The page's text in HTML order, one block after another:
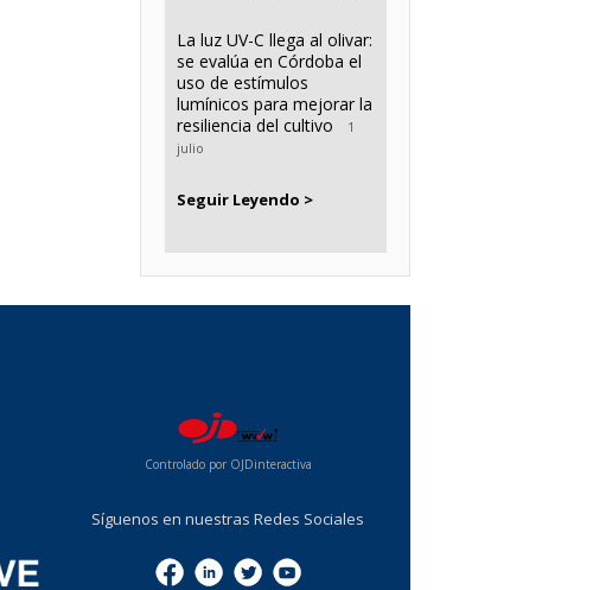
La luz UV-C llega al olivar:
se evalúa en Córdoba el
uso de estímulos
lumínicos para mejorar la
resiliencia del cultivo
1
julio
Seguir Leyendo >
Controlado por OJDinteractiva
Síguenos en nuestras Redes Sociales